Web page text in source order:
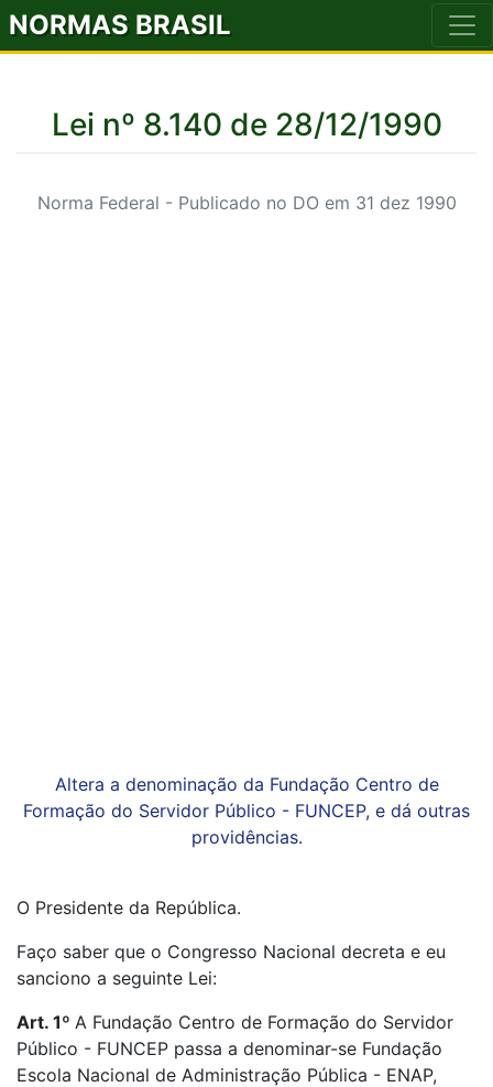
NORMAS BRASIL
Lei nº 8.140 de 28/12/1990
Norma Federal - Publicado no DO em 31 dez 1990
Altera a denominação da Fundação Centro de
Formação do Servidor Público - FUNCEP, e dá outras
providências.
O Presidente da República.
Faço saber que o Congresso Nacional decreta e eu
sanciono a seguinte Lei:
Art. 1º A Fundação Centro de Formação do Servidor
Público - FUNCEP passa a denominar-se Fundação
Escola Nacional de Administração Pública - ENAP,